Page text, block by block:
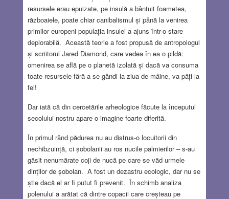
resursele erau epuizate, pe insulă a bântuit foametea,
războaiele, poate chiar canibalismul și până la venirea
primilor europeni populația insulei a ajuns într-o stare
deplorabilă. Această teorie a fost propusă de antropologul
și scriitorul Jared Diamond, care vedea în ea o pildă:
omenirea se află pe o planetă izolată și dacă va consuma
toate resursele fără a se gândi la ziua de mâine, va păți la
fel!
Dar iată că din cercetările arheologice făcute la începutul
secolului nostru apare o imagine foarte diferită.
În primul rând pădurea nu au distrus-o locuitorii din
nechibzuință, ci șobolanii au ros nucile palmierilor – s-au
găsit nenumărate coji de nucă pe care se văd urmele
dinților de șobolan. A fost un dezastru ecologic, dar nu se
știe dacă el ar fi putut fi prevenit. În schimb analiza
polenului a arătat că dintre copacii care creșteau pe